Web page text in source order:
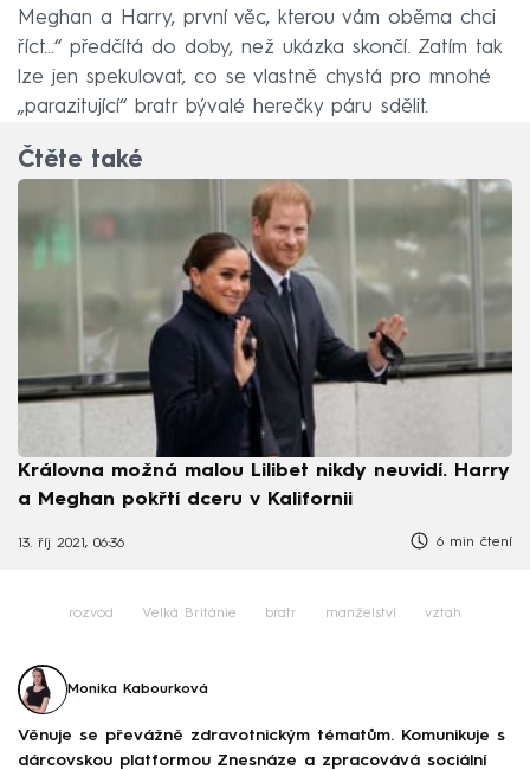
Meghan a Harry, první věc, kterou vám oběma chci
říct...“ předčítá do doby, než ukázka skončí. Zatím tak
lze jen spekulovat, co se vlastně chystá pro mnohé
„parazitující“ bratr bývalé herečky páru sdělit.
Čtěte také
Královna možná malou Lilibet nikdy neuvidí. Harry
a Meghan pokřtí dceru v Kalifornii
13. říj 2021, 06:36 6 min čtení
rozvod Velká Británie bratr manželství vztah
Monika Kabourková
Věnuje se převážně zdravotnickým tématům. Komunikuje s
dárcovskou platformou Znesnáze a zpracovává sociální